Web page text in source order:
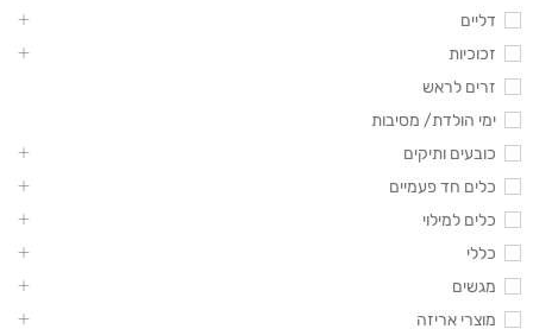
דליים
זכוכיות
זרים לראש
ימי הולדת/ מסיבות
כובעים ותיקים
כלים חד פעמיים
כלים למילוי
כללי
מגשים
מוצרי אריזה